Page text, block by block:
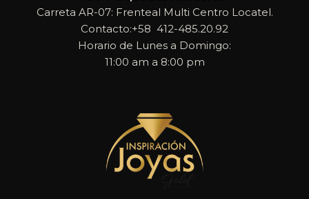
Carreta AR-07: Frenteal Multi Centro Locatel.
Contacto:+58 412-485.20.92
Horario de Lunes a Domingo:
11:00 am a 8:00 pm